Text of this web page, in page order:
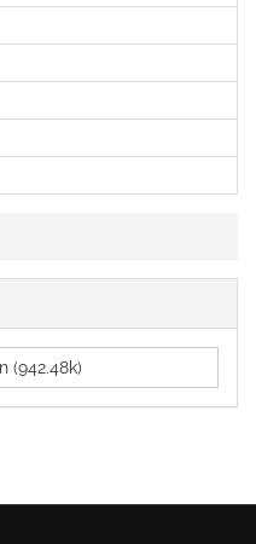
(942.48k)